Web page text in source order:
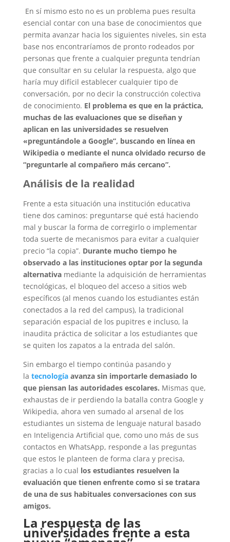
En sí mismo esto no es un problema pues resulta
esencial contar con una base de conocimientos que
permita avanzar hacia los siguientes niveles, sin esta
base nos encontraríamos de pronto rodeados por
personas que frente a cualquier pregunta tendrían
que consultar en su celular la respuesta, algo que
haría muy difícil establecer cualquier tipo de
conversación, por no decir la construcción colectiva
de conocimiento. El problema es que en la práctica,
muchas de las evaluaciones que se diseñan y
aplican en las universidades se resuelven
«preguntándole a Google”, buscando en línea en
Wikipedia o mediante el nunca olvidado recurso de
“preguntarle al compañero más cercano”.
Análisis de la realidad
Frente a esta situación una institución educativa
tiene dos caminos: preguntarse qué está haciendo
mal y buscar la forma de corregirlo o implementar
toda suerte de mecanismos para evitar a cualquier
precio “la copia”. Durante mucho tiempo he
observado a las instituciones optar por la segunda
alternativamediante la adquisición de herramientas
tecnológicas, el bloqueo del acceso a sitios web
específicos (al menos cuando los estudiantes están
conectados a la red del campus), la tradicional
separación espacial de los pupitres e incluso, la
inaudita práctica de solicitar a los estudiantes que
se quiten los zapatos a la entrada del salón.
Sin embargo el tiempo continúa pasando y
la tecnologíaavanza sin importarle demasiado lo
que piensan las autoridades escolares. Mismas que,
exhaustas de ir perdiendo la batalla contra Google y
Wikipedia, ahora ven sumado al arsenal de los
estudiantes un sistema de lenguaje natural basado
en Inteligencia Artificial que, como uno más de sus
contactos en WhatsApp, responde a las preguntas
que estos le planteen de forma clara y precisa,
gracias a lo cual los estudiantes resuelven la
evaluación que tienen enfrente como si se tratara
de una de sus habituales conversaciones con sus
amigos.
La respuesta de las
universidades frente a esta